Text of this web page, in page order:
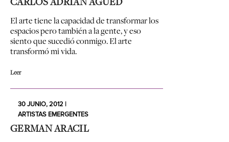
El arte tiene la capacidad de transformar los
espacios pero también a la gente, y eso
siento que sucedió conmigo. El arte
transformó mi vida.
Leer
30 JUNIO, 2012 |
ARTISTAS EMERGENTES
GERMAN ARACIL